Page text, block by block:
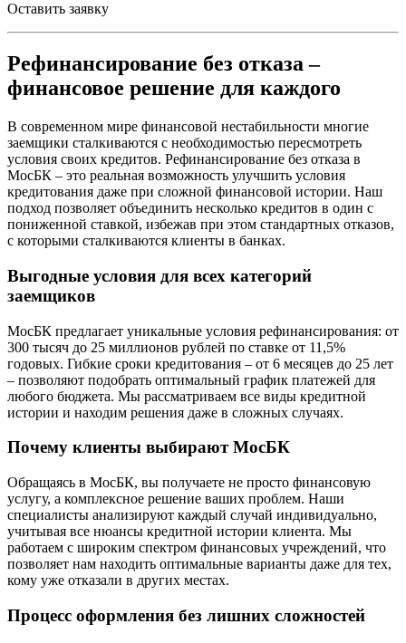
Оставить заявку
Рефинансирование без отказа –
финансовое решение для каждого
В современном мире финансовой нестабильности многие
заемщики сталкиваются с необходимостью пересмотреть
условия своих кредитов. Рефинансирование без отказа в
МосБК – это реальная возможность улучшить условия
кредитования даже при сложной финансовой истории. Наш
подход позволяет объединить несколько кредитов в один с
пониженной ставкой, избежав при этом стандартных отказов,
с которыми сталкиваются клиенты в банках.
Выгодные условия для всех категорий
заемщиков
МосБК предлагает уникальные условия рефинансирования: от
300 тысяч до 25 миллионов рублей по ставке от 11,5%
годовых. Гибкие сроки кредитования – от 6 месяцев до 25 лет
– позволяют подобрать оптимальный график платежей для
любого бюджета. Мы рассматриваем все виды кредитной
истории и находим решения даже в сложных случаях.
Почему клиенты выбирают МосБК
Обращаясь в МосБК, вы получаете не просто финансовую
услугу, а комплексное решение ваших проблем. Наши
специалисты анализируют каждый случай индивидуально,
учитывая все нюансы кредитной истории клиента. Мы
работаем с широким спектром финансовых учреждений, что
позволяет нам находить оптимальные варианты даже для тех,
кому уже отказали в других местах.
Процесс оформления без лишних сложностей